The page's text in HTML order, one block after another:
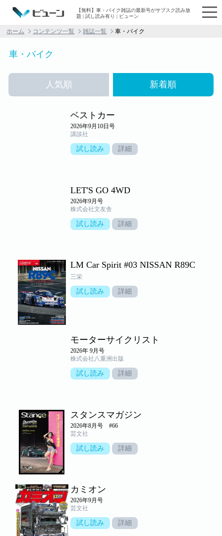
【無料】車・バイク雑誌の最新号がサブスク読み放
題 | 試し読み有り | ビューン
ホーム コンテンツ一覧 雑誌一覧 車・バイク
車・バイク
人気順 新着順
ベストカー
2026年9月10日号
講談社
試し読み 詳細
LET'S GO 4WD
2026年9月号
株式会社文友舎
試し読み 詳細
LM Car Spirit #03 NISSAN R89C
三栄
試し読み 詳細
モーターサイクリスト
2026年 9月号
株式会社八重洲出版
試し読み 詳細
スタンスマガジン
2026年8月号 #66
芸文社
試し読み 詳細
カミオン
2026年9月号
芸文社
試し読み 詳細